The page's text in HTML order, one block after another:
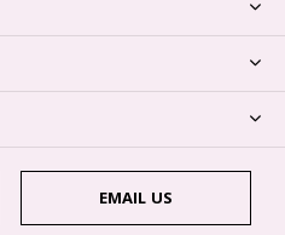
EMAIL US